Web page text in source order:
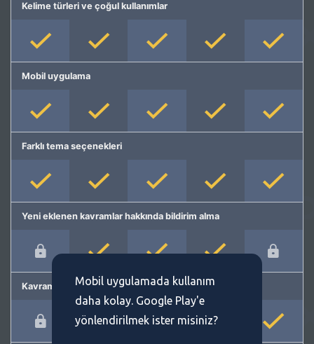
Kelime türleri ve çoğul kullanımlar
Mobil uygulama
Farklı tema seçenekleri
Yeni eklenen kavramlar hakkında bildirim alma
Kavram önermeMobil uygulamada kullanım
daha kolay. Google Play'e
yönlendirilmek ister misiniz?